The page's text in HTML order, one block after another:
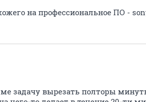
на профессиональное ПО -
задачу вырезать полторы